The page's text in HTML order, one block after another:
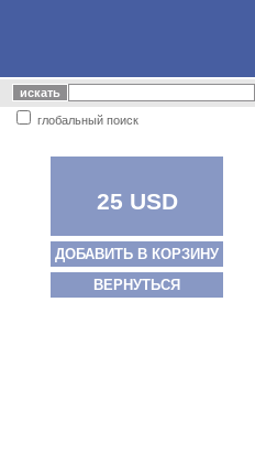
глобальный поиск
25 USD
ДОБАВИТЬ В КОРЗИНУ
ВЕРНУТЬСЯ